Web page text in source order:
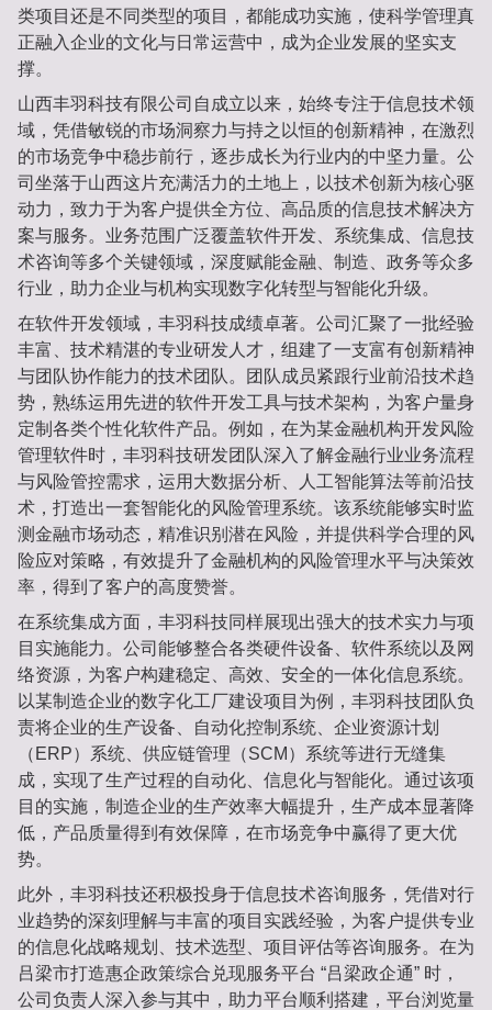
类项目还是不同类型的项目，都能成功实施，使科学管理真
正融入企业的文化与日常运营中，成为企业发展的坚实支
撑。
山西丰羽科技有限公司自成立以来，始终专注于信息技术领
域，凭借敏锐的市场洞察力与持之以恒的创新精神，在激烈
的市场竞争中稳步前行，逐步成长为行业内的中坚力量。公
司坐落于山西这片充满活力的土地上，以技术创新为核心驱
动力，致力于为客户提供全方位、高品质的信息技术解决方
案与服务。业务范围广泛覆盖软件开发、系统集成、信息技
术咨询等多个关键领域，深度赋能金融、制造、政务等众多
行业，助力企业与机构实现数字化转型与智能化升级。
在软件开发领域，丰羽科技成绩卓著。公司汇聚了一批经验
丰富、技术精湛的专业研发人才，组建了一支富有创新精神
与团队协作能力的技术团队。团队成员紧跟行业前沿技术趋
势，熟练运用先进的软件开发工具与技术架构，为客户量身
定制各类个性化软件产品。例如，在为某金融机构开发风险
管理软件时，丰羽科技研发团队深入了解金融行业业务流程
与风险管控需求，运用大数据分析、人工智能算法等前沿技
术，打造出一套智能化的风险管理系统。该系统能够实时监
测金融市场动态，精准识别潜在风险，并提供科学合理的风
险应对策略，有效提升了金融机构的风险管理水平与决策效
率，得到了客户的高度赞誉。
在系统集成方面，丰羽科技同样展现出强大的技术实力与项
目实施能力。公司能够整合各类硬件设备、软件系统以及网
络资源，为客户构建稳定、高效、安全的一体化信息系统。
以某制造企业的数字化工厂建设项目为例，丰羽科技团队负
责将企业的生产设备、自动化控制系统、企业资源计划
（ERP）系统、供应链管理（SCM）系统等进行无缝集
成，实现了生产过程的自动化、信息化与智能化。通过该项
目的实施，制造企业的生产效率大幅提升，生产成本显著降
低，产品质量得到有效保障，在市场竞争中赢得了更大优
势。
此外，丰羽科技还积极投身于信息技术咨询服务，凭借对行
业趋势的深刻理解与丰富的项目实践经验，为客户提供专业
的信息化战略规划、技术选型、项目评估等咨询服务。在为
吕梁市打造惠企政策综合兑现服务平台 “吕梁政企通” 时，
公司负责人深入参与其中，助力平台顺利搭建，平台浏览量